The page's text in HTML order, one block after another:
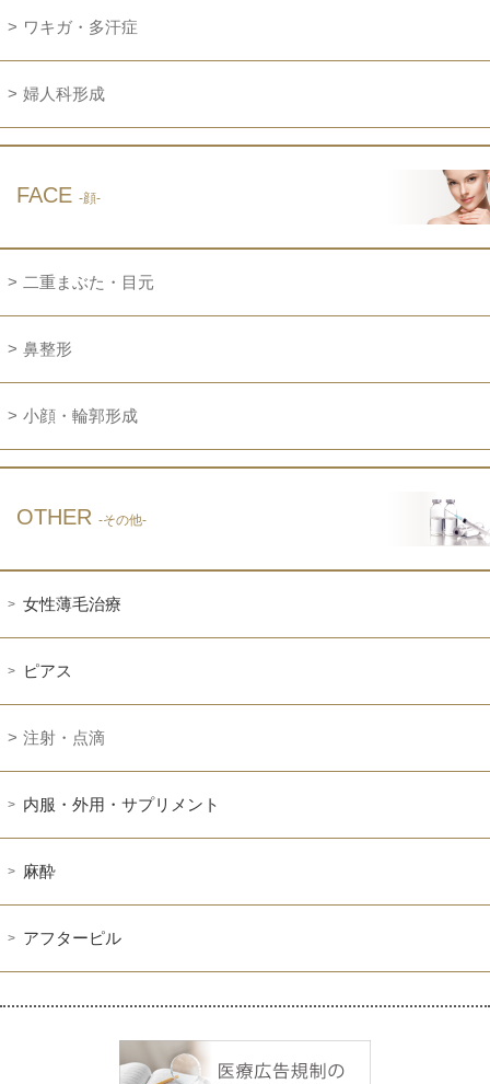
ワキガ・多汗症
婦人科形成
FACE -顔-
二重まぶた・目元
鼻整形
小顔・輪郭形成
OTHER -その他-
女性薄毛治療
ピアス
注射・点滴
内服・外用・サプリメント
麻酔
アフターピル